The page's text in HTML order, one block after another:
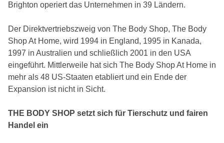
Brighton operiert das Unternehmen in 39 Ländern.
Der Direktvertriebszweig von The Body Shop, The Body
Shop At Home, wird 1994 in England, 1995 in Kanada,
1997 in Australien und schließlich 2001 in den USA
eingeführt. Mittlerweile hat sich The Body Shop At Home in
mehr als 48 US-Staaten etabliert und ein Ende der
Expansion ist nicht in Sicht.
THE BODY SHOP setzt sich für Tierschutz und fairen
Handel ein